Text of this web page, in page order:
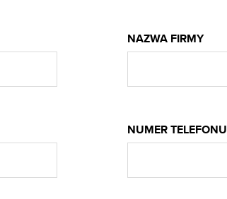
NAZWA FIRMY
NUMER TELEFONU